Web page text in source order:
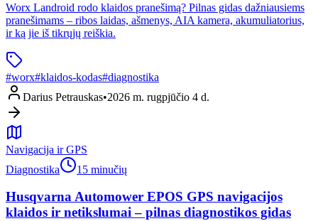
Worx Landroid rodo klaidos pranešimą? Pilnas gidas dažniausiems
pranešimams – ribos laidas, ašmenys, AIA kamera, akumuliatorius,
ir ką jie iš tikrųjų reiškia.
#worx#klaidos-kodas#diagnostika
Darius Petrauskas•2026 m. rugpjūčio 4 d.
Navigacija ir GPS
Diagnostika
15 minučių
Husqvarna Automower EPOS GPS navigacijos
klaidos ir netikslumai – pilnas diagnostikos gidas